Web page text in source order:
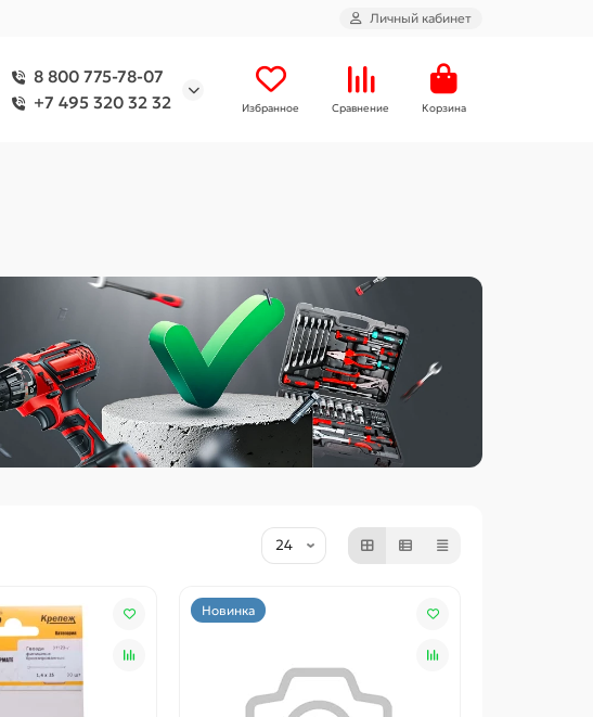
Личный кабинет
8 800 775-78-07
+7 495 320 32 32
Избранное Сравнение Корзина
Новинка